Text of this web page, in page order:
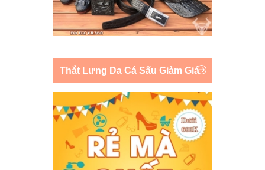
Thắt Lưng Da Cá Sấu Giảm Giá